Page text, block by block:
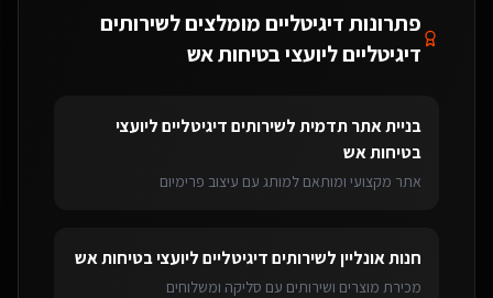
פתרונות דיגיטליים מומלצים לשירותים
דיגיטליים ליועצי בטיחות אש
בניית אתר תדמיתלשירותים דיגיטליים ליועצי
בטיחות אש
אתר מקצועי ומותאם למותג עם עיצוב פרימיום
חנות אונלייןלשירותים דיגיטליים ליועצי בטיחות אש
מכירת מוצרים ושירותים עם סליקה ומשלוחים